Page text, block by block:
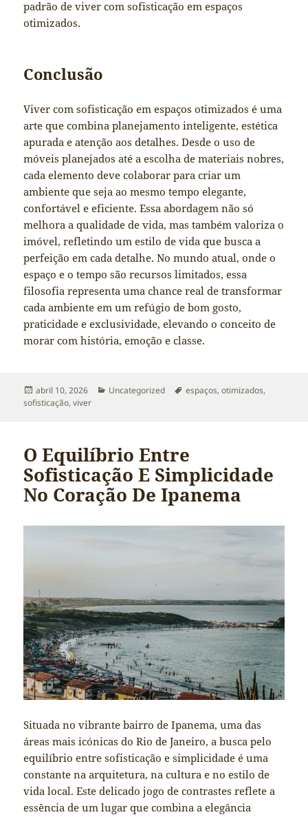
padrão de viver com sofisticação em espaços
otimizados.
Conclusão
Viver com sofisticação em espaços otimizados é uma
arte que combina planejamento inteligente, estética
apurada e atenção aos detalhes. Desde o uso de
móveis planejados até a escolha de materiais nobres,
cada elemento deve colaborar para criar um
ambiente que seja ao mesmo tempo elegante,
confortável e eficiente. Essa abordagem não só
melhora a qualidade de vida, mas também valoriza o
imóvel, refletindo um estilo de vida que busca a
perfeição em cada detalhe. No mundo atual, onde o
espaço e o tempo são recursos limitados, essa
filosofia representa uma chance real de transformar
cada ambiente em um refúgio de bom gosto,
praticidade e exclusividade, elevando o conceito de
morar com história, emoção e classe.
Publicado
em
abril 10, 2026 Categorias
Uncategorized Tags
espaços,otimizados,
sofisticação,viver
O Equilíbrio Entre
Sofisticação E Simplicidade
No Coração De Ipanema
Situada no vibrante bairro de Ipanema, uma das
áreas mais icónicas do Rio de Janeiro, a busca pelo
equilíbrio entre sofisticação e simplicidade é uma
constante na arquitetura, na cultura e no estilo de
vida local. Este delicado jogo de contrastes reflete a
essência de um lugar que combina a elegância